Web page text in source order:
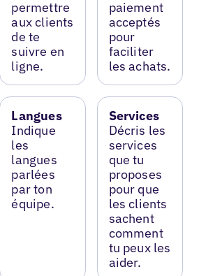
permettre
aux clients
de te
suivre en
ligne.
paiement
acceptés
pour
faciliter
les achats.
Langues
Indique
les
langues
parlées
par ton
équipe.
Services
Décris les
services
que tu
proposes
pour que
les clients
sachent
comment
tu peux les
aider.